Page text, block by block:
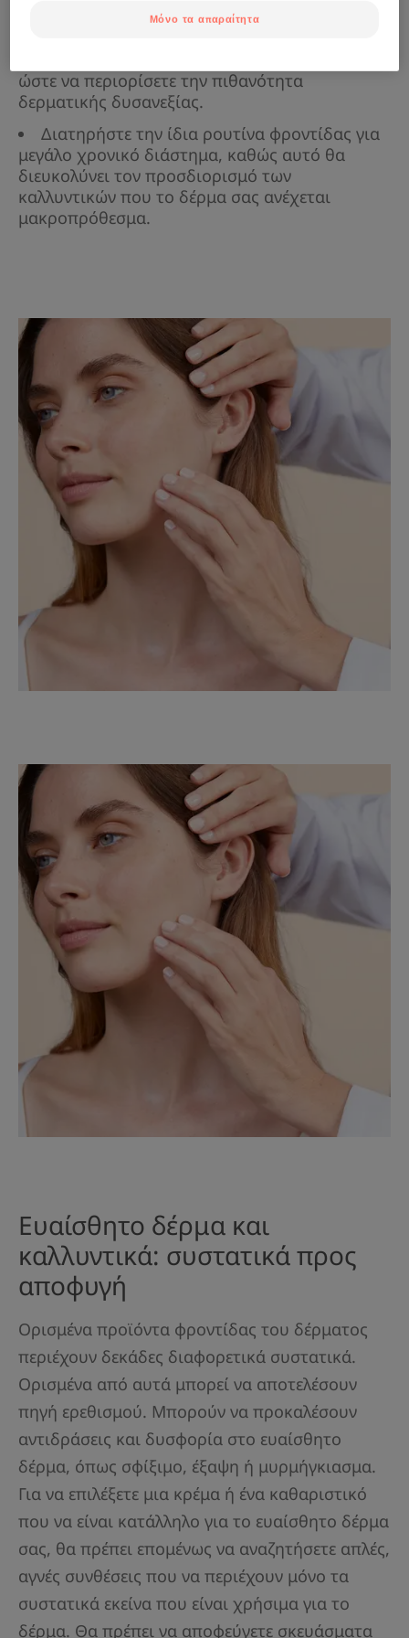
ώστε να περιορίσετε την πιθανότητα
δερματικής δυσανεξίας.
Διατηρήστε την ίδια ρουτίνα φροντίδας για
μεγάλο χρονικό διάστημα, καθώς αυτό θα
διευκολύνει τον προσδιορισμό των
καλλυντικών που το δέρμα σας ανέχεται
μακροπρόθεσμα.
Ευαίσθητο δέρμα και
καλλυντικά: συστατικά προς
αποφυγή
Ορισμένα προϊόντα φροντίδας του δέρματος
περιέχουν δεκάδες διαφορετικά συστατικά.
Ορισμένα από αυτά μπορεί να αποτελέσουν
πηγή ερεθισμού. Μπορούν να προκαλέσουν
αντιδράσεις και δυσφορία στο ευαίσθητο
δέρμα, όπως σφίξιμο, έξαψη ή μυρμήγκιασμα.
Για να επιλέξετε μια κρέμα ή ένα καθαριστικό
που να είναι κατάλληλο για το ευαίσθητο δέρμα
σας, θα πρέπει επομένως να αναζητήσετε απλές,
αγνές συνθέσεις που να περιέχουν μόνο τα
συστατικά εκείνα που είναι χρήσιμα για το
δέρμα. Θα πρέπει να αποφεύγετε σκευάσματα
Μόνο τα απαραίτητα